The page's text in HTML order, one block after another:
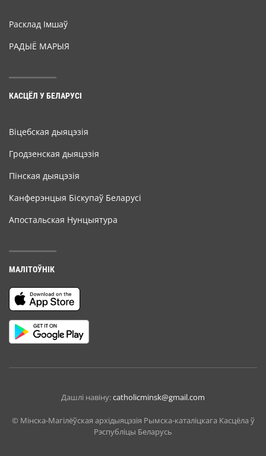
Расклад Імшаў
РАДЫЁ МАРЫЯ
КАСЦЁЛ У БЕЛАРУСІ
Віцебская дыяцэзія
Гродзенская дыяцэзія
Пінская дыяцэзія
Канферэнцыя Біскупаў Беларусі
Апостальская Нунцыятура
МАЛІТОЎНІК
Дашлі навіну:catholicminsk@gmail.com
© Мiнска-Магiлёўская архiдыяцэзiя Рымска-каталіцкага Касцёла ў
Рэспубліцы Беларусь